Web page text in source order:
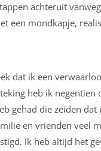
achteruit
een mondkapje,
dat ik een
heb ik negentien
gehad die zeiden
en vrienden veel
Ik heb altijd het